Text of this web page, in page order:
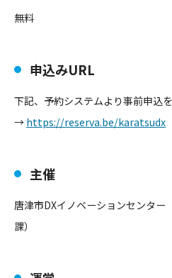
無料
申込みURL
下記、予約システムより事前申込を
→ https://reserva.be/karatsudx
主催
唐津市DXイノベーションセンター
課）